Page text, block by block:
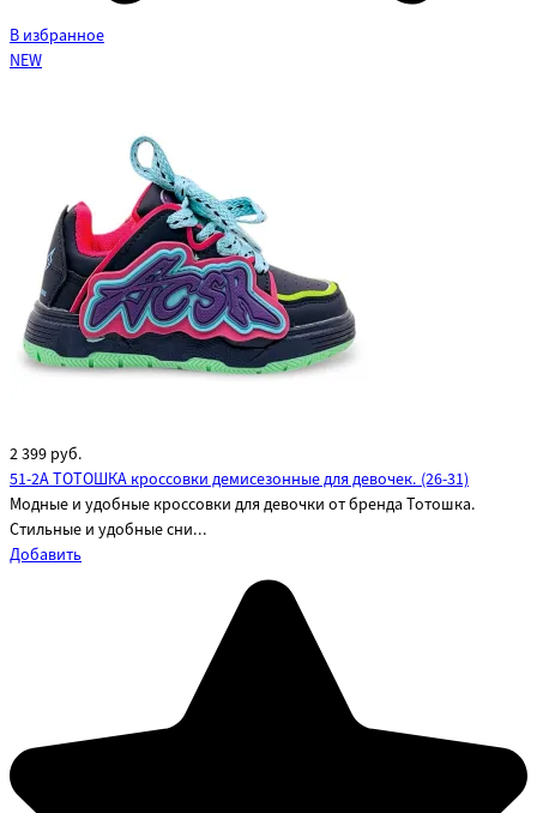
В избранное
NEW
2 399 руб.
51-2A ТОТОШКА кроссовки демисезонные для девочек. (26-31)
Модные и удобные кроссовки для девочки от бренда Тотошка.
Стильные и удобные сни...
Добавить